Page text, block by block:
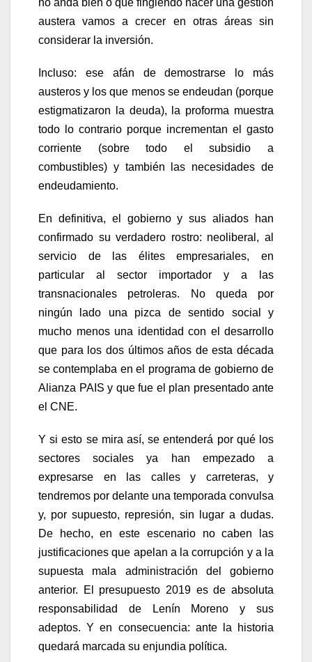
no anda bien o que fingiendo hacer una gestión
austera vamos a crecer en otras áreas sin
considerar la inversión.
Incluso: ese afán de demostrarse lo más
austeros y los que menos se endeudan (porque
estigmatizaron la deuda), la proforma muestra
todo lo contrario porque incrementan el gasto
corriente (sobre todo el subsidio a
combustibles) y también las necesidades de
endeudamiento.
En definitiva, el gobierno y sus aliados han
confirmado su verdadero rostro: neoliberal, al
servicio de las élites empresariales, en
particular al sector importador y a las
transnacionales petroleras. No queda por
ningún lado una pizca de sentido social y
mucho menos una identidad con el desarrollo
que para los dos últimos años de esta década
se contemplaba en el programa de gobierno de
Alianza PAIS y que fue el plan presentado ante
el CNE.
Y si esto se mira así, se entenderá por qué los
sectores sociales ya han empezado a
expresarse en las calles y carreteras, y
tendremos por delante una temporada convulsa
y, por supuesto, represión, sin lugar a dudas.
De hecho, en este escenario no caben las
justificaciones que apelan a la corrupción y a la
supuesta mala administración del gobierno
anterior. El presupuesto 2019 es de absoluta
responsabilidad de Lenín Moreno y sus
adeptos. Y en consecuencia: ante la historia
quedará marcada su enjundia política.